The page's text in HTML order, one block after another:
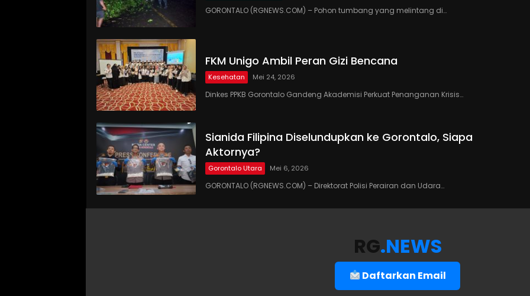
GORONTALO (RGNEWS.COM) – Pohon tumbang yang melintang di…
FKM Unigo Ambil Peran Gizi Bencana
Kesehatan Mei 24, 2026
Dinkes PPKB Gorontalo Gandeng Akademisi Perkuat Penanganan Krisis…
Sianida Filipina Diselundupkan ke Gorontalo, Siapa
Aktornya?
Gorontalo Utara Mei 6, 2026
GORONTALO (RGNEWS.COM) – Direktorat Polisi Perairan dan Udara…
RG.NEWS
Daftarkan Email